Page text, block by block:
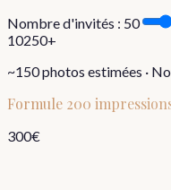
Nombre d'invités : 50
10250+
~150photos estimées ·
Formule 200
300€